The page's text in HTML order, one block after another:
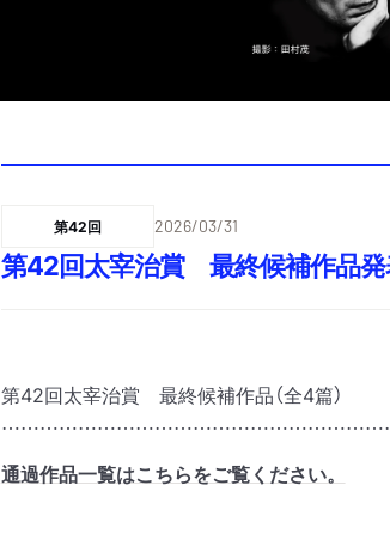
第42回 2026/03/31
第42回太宰治賞 最終候補作品
第42回太宰治賞 最終候補作品（全4篇）
通過作品一覧はこちらをご覧ください。